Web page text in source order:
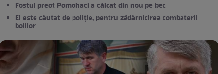
Fostul preot Pomohaci a călcat din nou pe bec
El este căutat de poliție, pentru zădărnicirea combaterii
bolilor